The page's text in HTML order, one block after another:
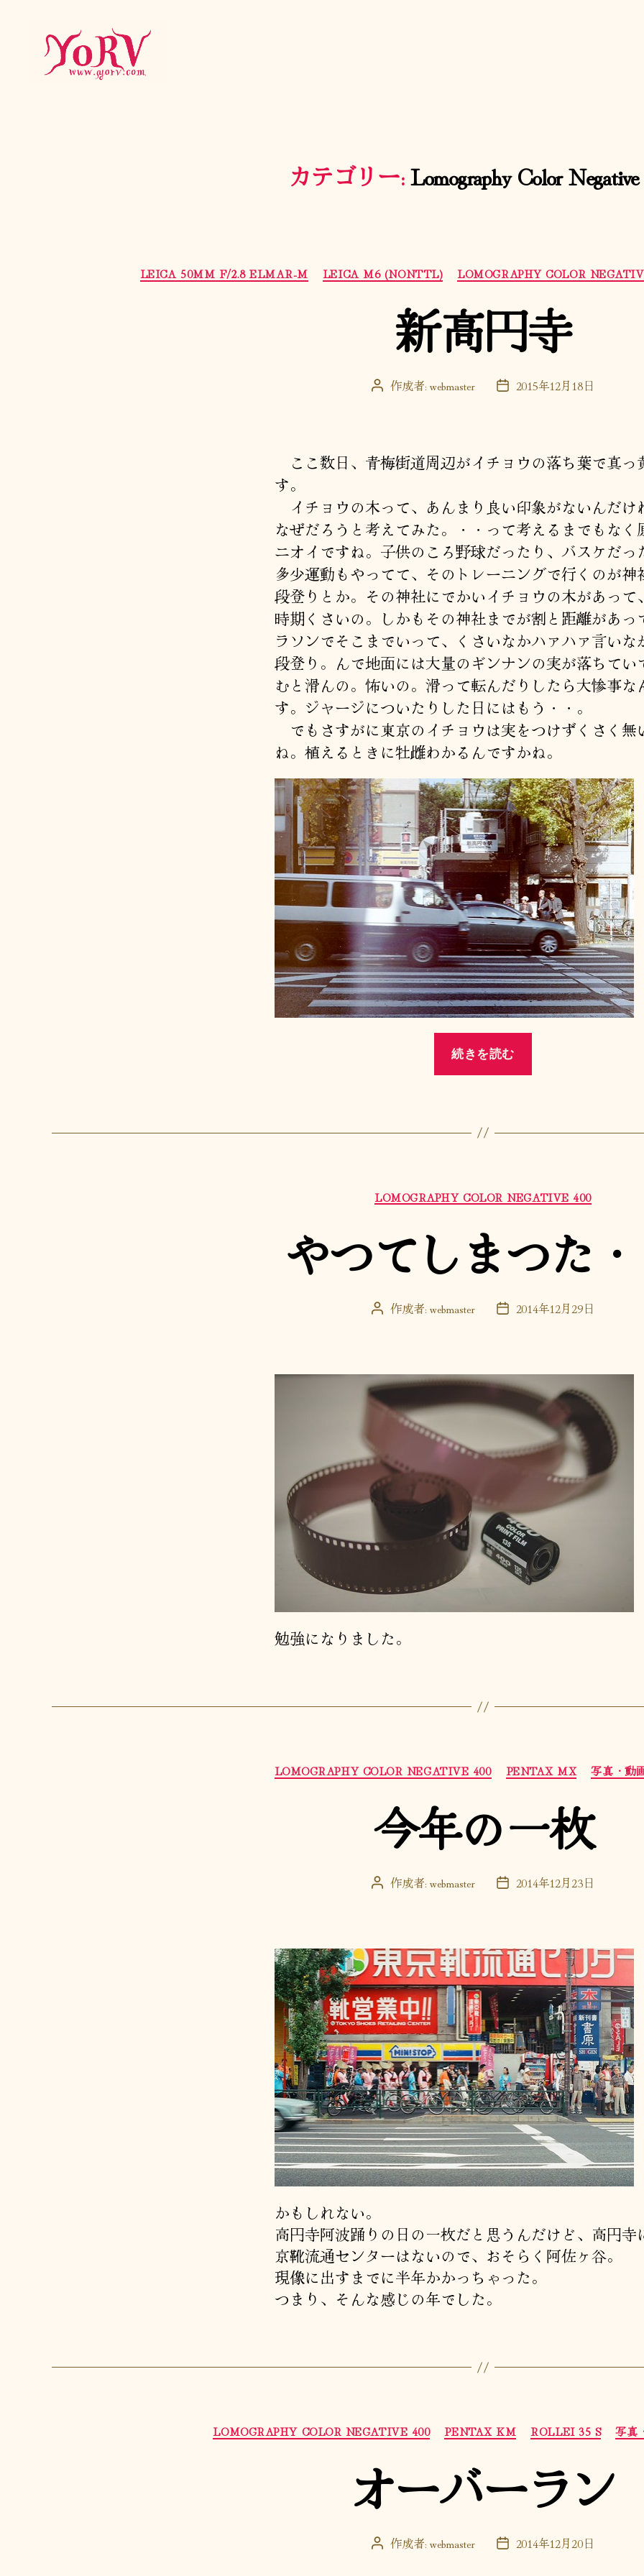
カテゴリー: Lomography Color
カ
テ
リ
ー
LEICA 50MM F/2.8 ELMAR-M LEICA M6 (NONTTL) LOMOGRAPHY COLOR
新高円寺
投 作成者:webmaster
投 2015年12月18日
ここ数日、青梅街道周辺がイチョウの落ち葉で真っ
す。
イチョウの木って、あんまり良い印象がないんだけ
なぜだろうと考えてみた。・・って考えるまでもなく
ニオイですね。子供のころ野球だったり、バスケだっ
多少運動もやってて、そのトレーニングで行くのが神
段登りとか。その神社にでかいイチョウの木があって
時期くさいの。しかもその神社までが割と距離があっ
ラソンでそこまでいって、くさいなかハァハァ言いな
段登り。んで地面には大量のギンナンの実が落ちてい
むと滑んの。怖いの。滑って転んだりしたら大惨事な
す。ジャージについたりした日にはもう・・。
でもさすがに東京のイチョウは実をつけずくさく無
ね。植えるときに牡雌わかるんですかね。
続きを読む
カ
テ
リ
ー
LOMOGRAPHY COLOR NEGATIVE 400
やつてしまつた
投 作成者:webmaster
投 2014年12月29日
勉強になりました。
カ
テ
リ
ー
LOMOGRAPHY COLOR NEGATIVE 400 PENTAX MX 写真・動
今年の一枚
投 作成者:webmaster
投 2014年12月23日
かもしれない。
高円寺阿波踊りの日の一枚だと思うんだけど、高円寺
京靴流通センターはないので、おそらく阿佐ヶ谷。
現像に出すまでに半年かかっちゃった。
つまり、そんな感じの年でした。
カ
テ
ー
LOMOGRAPHY COLOR NEGATIVE 400 PENTAX KM ROLLEI 35 S 写真
オーバーラン
投 作成者:webmaster
投 2014年12月20日